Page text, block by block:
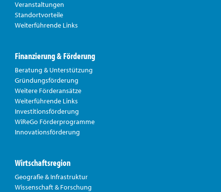
Veranstaltungen
Standortvorteile
Weiterführende Links
Finanzierung & Förderung
Beratung & Unterstützung
Gründungsförderung
Weitere Förderansätze
Weiterführende Links
Investitionsförderung
WiReGo Förderprogramme
Innovationsförderung
Wirtschaftsregion
Geografie & Infrastruktur
Wissenschaft & Forschung